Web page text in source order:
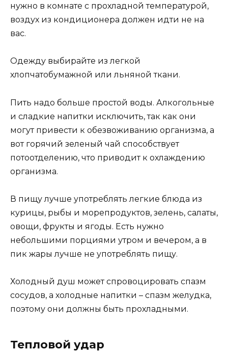
нужно в комнате с прохладной температурой,
воздух из кондиционера должен идти не на
вас.
Одежду выбирайте из легкой
хлопчатобумажной или льняной ткани.
Пить надо больше простой воды. Алкогольные
и сладкие напитки исключить, так как они
могут привести к обезвоживанию организма, а
вот горячий зеленый чай способствует
потоотделению, что приводит к охлаждению
организма.
В пищу лучше употреблять легкие блюда из
курицы, рыбы и морепродуктов, зелень, салаты,
овощи, фрукты и ягоды. Есть нужно
небольшими порциями утром и вечером, а в
пик жары лучше не употреблять пищу.
Холодный душ может спровоцировать спазм
сосудов, а холодные напитки – спазм желудка,
поэтому они должны быть прохладными.
Тепловой удар